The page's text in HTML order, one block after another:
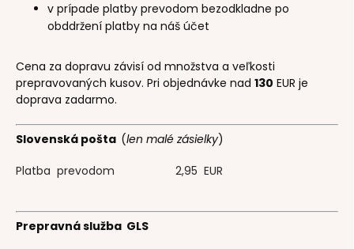
v prípade platby prevodom bezodkladne po
obddržení platby na náš účet
Cena za dopravu závisí od množstva a veľkosti
prepravovaných kusov. Pri objednávke nad 130 EUR je
doprava zadarmo.
Slovenská pošta (len malé zásielky)
Platba prevodom
2,95 EUR
Prepravná služba GLS